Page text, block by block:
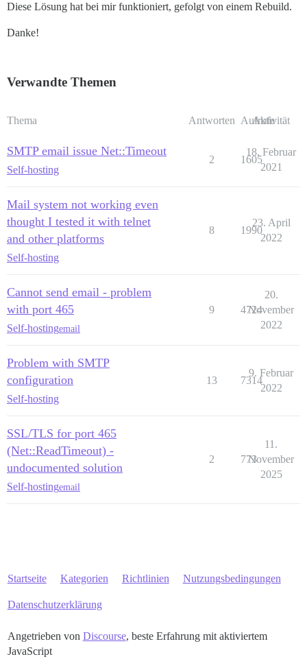
Diese Lösung hat bei mir funktioniert, gefolgt von einem Rebuild.
Danke!
Verwandte Themen
Thema Antworten Aufrufe
Aktivität
SMTP email issue Net::Timeout
Self-hosting
2 1605
18. Februar
2021
Mail system not working even
thought I tested it with telnet
and other platforms
Self-hosting
8 1990
23. April
2022
Cannot send email - problem
with port 465
Self-hostingemail
9 4724
20.
November
2022
Problem with SMTP
configuration
Self-hosting
13 7314
9. Februar
2022
SSL/TLS for port 465
(Net::ReadTimeout) -
undocumented solution
Self-hostingemail
2 773
11.
November
2025
Startseite Kategorien Richtlinien Nutzungsbedingungen
Datenschutzerklärung
Angetrieben von Discourse, beste Erfahrung mit aktiviertem
JavaScript